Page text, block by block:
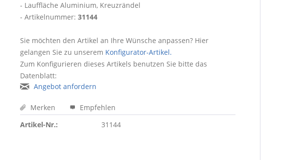
- Lauffläche Aluminium, Kreuzrändel
- Artikelnummer: 31144
Sie möchten den Artikel an Ihre Wünsche anpassen? Hier
gelangen Sie zu unserem Konfigurator-Artikel.
Zum Konfigurieren dieses Artikels benutzen Sie bitte das
Datenblatt:
Angebot anfordern
Merken
Empfehlen
Artikel-Nr.:
31144